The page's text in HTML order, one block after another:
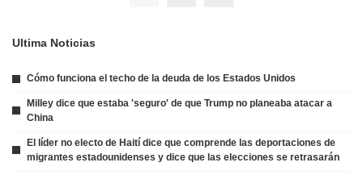
Ultima Noticias
Cómo funciona el techo de la deuda de los Estados Unidos
Milley dice que estaba 'seguro' de que Trump no planeaba atacar a
China
El líder no electo de Haití dice que comprende las deportaciones de
migrantes estadounidenses y dice que las elecciones se retrasarán